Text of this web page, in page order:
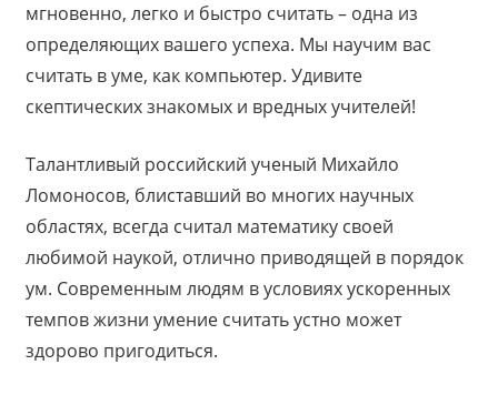
мгновенно, легко и быстро считать – одна из
определяющих вашего успеха. Мы научим вас
считать в уме, как компьютер. Удивите
скептических знакомых и вредных учителей!
Талантливый российский ученый Михайло
Ломоносов, блиставший во многих научных
областях, всегда считал математику своей
любимой наукой, отлично приводящей в порядок
ум. Современным людям в условиях ускоренных
темпов жизни умение считать устно может
здорово пригодиться.